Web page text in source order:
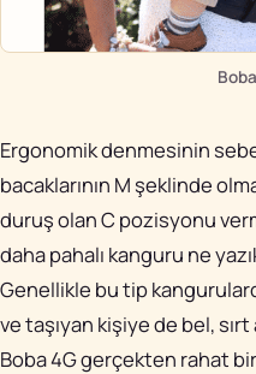
Ergonomik denmesinin
bacaklarının M şeklinde
duruş olan C pozisyonu
daha pahalı kanguru ne
Genellikle bu tip
ve taşıyan kişiye de bel,
Boba 4G gerçekten rahat